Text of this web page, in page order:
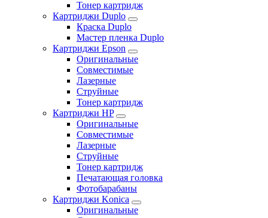
Тонер картридж
Картриджи Duplo
Краска Duplo
Мастер пленка Duplo
Картриджи Epson
Оригинальные
Совместимые
Лазерные
Струйные
Тонер картридж
Картриджи HP
Оригинальные
Совместимые
Лазерные
Струйные
Тонер картридж
Печатающая головка
Фотобарабаны
Картриджи Konica
Оригинальные